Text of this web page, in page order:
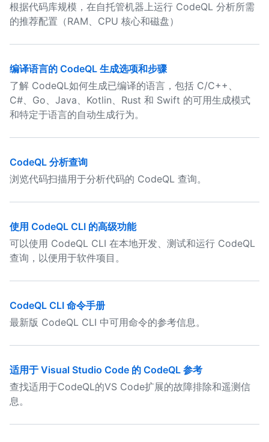
根据代码库规模，在自托管机器上运行 CodeQL 分析所需
的推荐配置（RAM、CPU 核心和磁盘）
编译语言的 CodeQL 生成选项和步骤
了解 CodeQL如何生成已编译的语言，包括 C/C++、
C#、Go、Java、Kotlin、Rust 和 Swift 的可用生成模式
和特定于语言的自动生成行为。
CodeQL 分析查询
浏览代码扫描用于分析代码的 CodeQL 查询。
使用 CodeQL CLI 的高级功能
可以使用 CodeQL CLI 在本地开发、测试和运行 CodeQL
查询，以便用于软件项目。
CodeQL CLI 命令手册
最新版 CodeQL CLI 中可用命令的参考信息。
适用于 Visual Studio Code 的 CodeQL 参考
查找适用于CodeQL的VS Code扩展的故障排除和遥测信
息。